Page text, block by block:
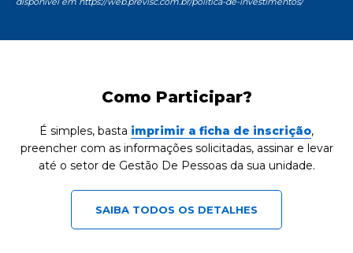
Como Participar?
É simples, basta imprimir a ficha de inscrição,
preencher com as informações solicitadas, assinar e levar
até o setor de Gestão De Pessoas da sua unidade.
SAIBA TODOS OS DETALHES